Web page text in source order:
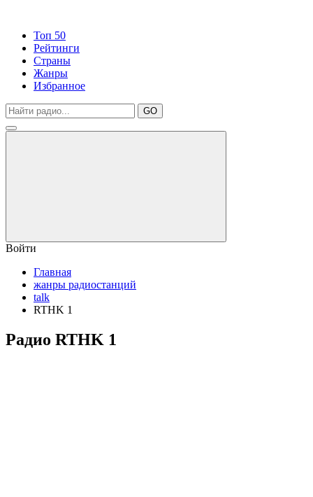
Топ 50
Рейтинги
Страны
Жанры
Избранное
GO
Войти
Главная
жанры радиостанций
talk
RTHK 1
Радио RTHK 1